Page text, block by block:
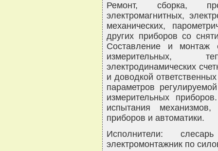
Ремонт, сборка,
электромагнитных,
механических,
других приборов со
Составление и монтаж
измерительных,
электродинамических
и доводкой
параметров
измерительных
испытания
приборов и автоматики.
Исполнители:
электромонтажник по